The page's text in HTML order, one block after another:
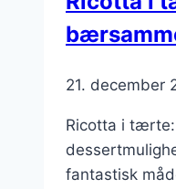
21. december
Ricotta i
fantastisk